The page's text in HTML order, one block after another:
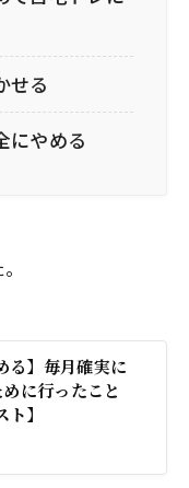
せる
にやめる
る】毎月確実に
に行ったこと
】